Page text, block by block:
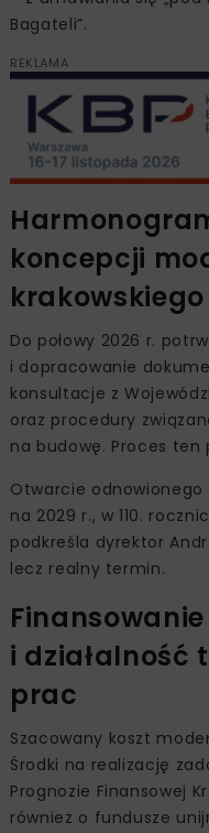
Bagateli”.
REKLAMA
koncepcji
Do połowy 2026 r.
i dopracowanie
konsultacje z
oraz procedury
na budowę. Proces ten
Otwarcie
na 2029 r., w 110.
podkreśla dyrektor
lecz realny termin.
i działalność
prac
Szacowany koszt
Środki na realizację
Prognozie Finansowej
również o fundusze